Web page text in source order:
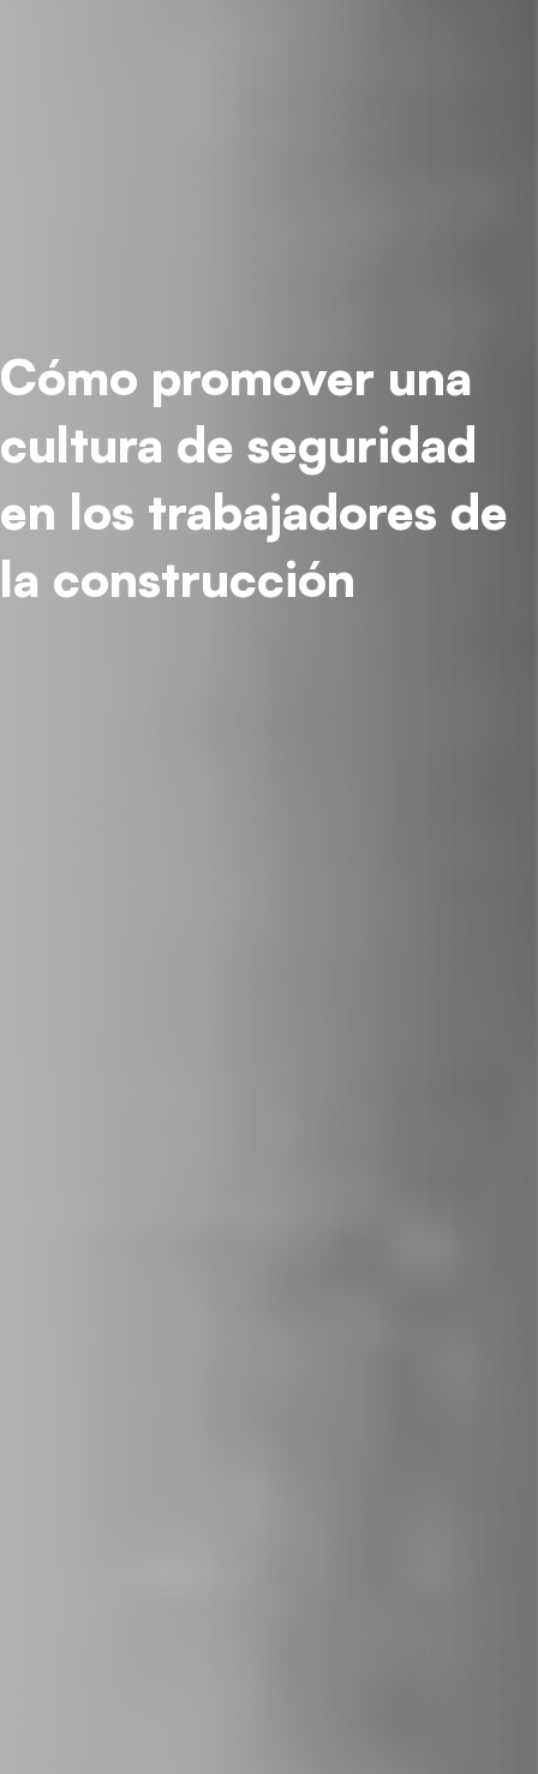
Cómo promover una
cultura de seguridad
en los trabajadores de
la construcción